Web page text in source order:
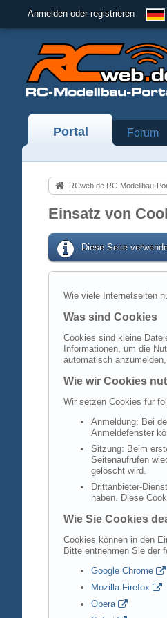
Anmelden oder registrieren
Portal Forum
RCweb.de RC-Modellbau-
Einsatz von
Diese Seite
Wie viele Internetseiten
Was sind Cookies
Cookies sind kleine
Informationen, um die
automatisch
Wie wir Cookies
Wir setzen Cookies für
Anmeldung: Bei
Anmeldefenster
Sitzung: Beim
Seitenaufrufen
gelöscht wird.
Drittanbieter-
haben. Diese
Wie Sie Cookies
Cookies können in den
Bitte entnehmen Sie der
Google Chrome
Mozilla Firefox
Opera